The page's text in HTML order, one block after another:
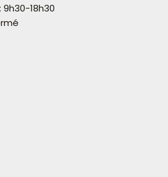
18h30